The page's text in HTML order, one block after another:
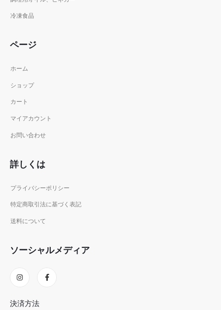
冷凍食品
ページ
ホーム
ショップ
カート
マイアカウント
お問い合わせ
詳しくは
プライバシーポリシー
特定商取引法に基づく表記
送料について
ソーシャルメディア
決済方法